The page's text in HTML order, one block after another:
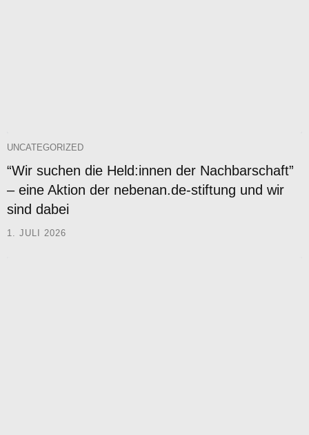
UNCATEGORIZED
“Wir suchen die Held:innen der Nachbarschaft”
– eine Aktion der nebenan.de-stiftung und wir
sind dabei
1. JULI 2026